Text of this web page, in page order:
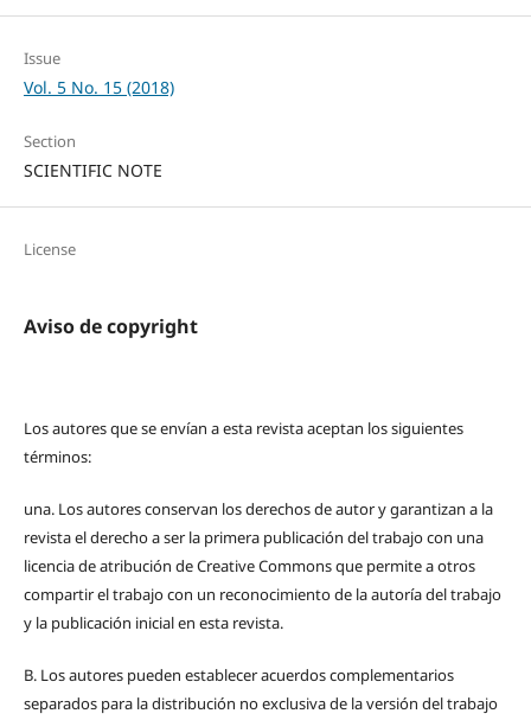
Issue
Vol. 5 No. 15 (2018)
Section
SCIENTIFIC NOTE
License
Aviso de copyright
Los autores que se envían a esta revista aceptan los siguientes
términos:
una. Los autores conservan los derechos de autor y garantizan a la
revista el derecho a ser la primera publicación del trabajo con una
licencia de atribución de Creative Commons que permite a otros
compartir el trabajo con un reconocimiento de la autoría del trabajo
y la publicación inicial en esta revista.
B. Los autores pueden establecer acuerdos complementarios
separados para la distribución no exclusiva de la versión del trabajo